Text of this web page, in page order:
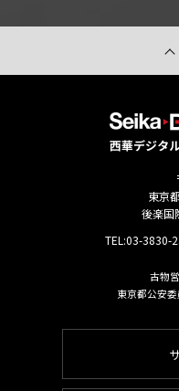
東京
後楽国
TEL:03-3830-
古物
東京都公安